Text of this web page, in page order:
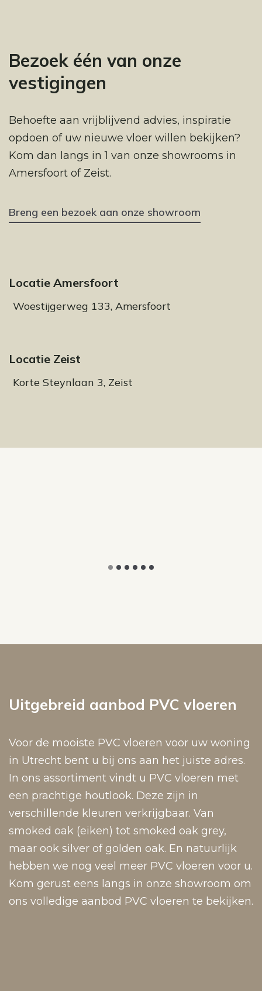
Bezoek één van onze
vestigingen
Behoefte aan vrijblijvend advies, inspiratie
opdoen of uw nieuwe vloer willen bekijken?
Kom dan langs in 1 van onze showrooms in
Amersfoort of Zeist.
Breng een bezoek aan onze showroom
Locatie Amersfoort
Woestijgerweg 133, Amersfoort
Locatie Zeist
Korte Steynlaan 3, Zeist
Uitgebreid aanbod PVC vloeren
Voor de mooiste PVC vloeren voor uw woning
in Utrecht bent u bij ons aan het juiste adres.
In ons assortiment vindt u PVC vloeren met
een prachtige houtlook. Deze zijn in
verschillende kleuren verkrijgbaar. Van
smoked oak (eiken) tot smoked oak grey,
maar ook silver of golden oak. En natuurlijk
hebben we nog veel meer PVC vloeren voor u.
Kom gerust eens langs in onze showroom om
ons volledige aanbod PVC vloeren te bekijken.